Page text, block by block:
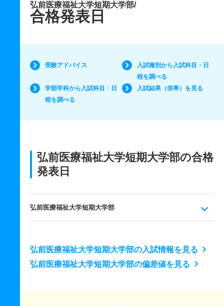
弘前医療福祉大学短期大学部/
合格発表日
受験アドバイス
入試種別から入試科目・日
程を調べる
学部学科から入試科目・日
程を調べる
入試結果（倍率）を見る
弘前医療福祉大学短期大学部の合格
発表日
弘前医療福祉大学短期大学部
弘前医療福祉大学短期大学部の入試情報を見る
弘前医療福祉大学短期大学部の偏差値を見る